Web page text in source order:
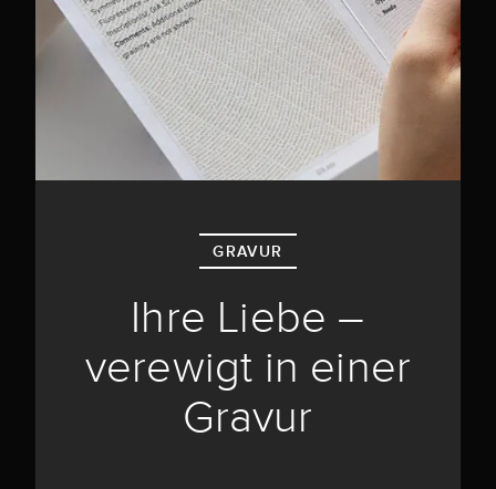
GRAVUR
Ihre Liebe –
verewigt in einer
Gravur